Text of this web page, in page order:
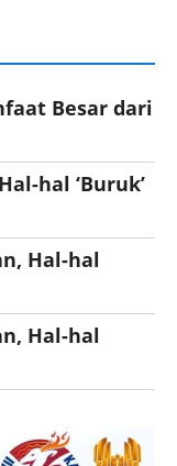
Besar dari
hal ‘Buruk’
Hal-hal
Hal-hal